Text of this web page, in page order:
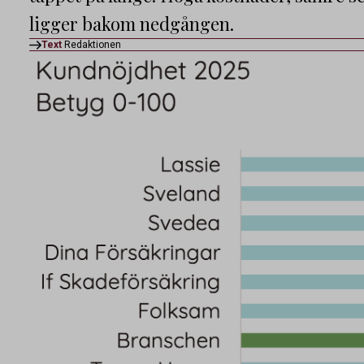
ligger bakom nedgången.
Text Redaktionen